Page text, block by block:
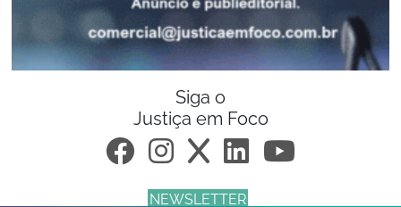
Siga o
Justiça em Foco
NEWSLETTER